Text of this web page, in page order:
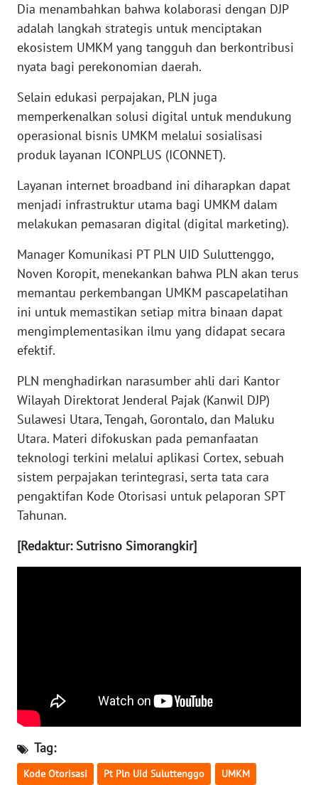
Dia menambahkan bahwa kolaborasi dengan DJP
adalah langkah strategis untuk menciptakan
ekosistem UMKM yang tangguh dan berkontribusi
nyata bagi perekonomian daerah.
Selain edukasi perpajakan, PLN juga
memperkenalkan solusi digital untuk mendukung
operasional bisnis UMKM melalui sosialisasi
produk layanan ICONPLUS (ICONNET).
Layanan internet broadband ini diharapkan dapat
menjadi infrastruktur utama bagi UMKM dalam
melakukan pemasaran digital (digital marketing).
Manager Komunikasi PT PLN UID Suluttenggo,
Noven Koropit, menekankan bahwa PLN akan terus
memantau perkembangan UMKM pascapelatihan
ini untuk memastikan setiap mitra binaan dapat
mengimplementasikan ilmu yang didapat secara
efektif.
PLN menghadirkan narasumber ahli dari Kantor
Wilayah Direktorat Jenderal Pajak (Kanwil DJP)
Sulawesi Utara, Tengah, Gorontalo, dan Maluku
Utara. Materi difokuskan pada pemanfaatan
teknologi terkini melalui aplikasi Cortex, sebuah
sistem perpajakan terintegrasi, serta tata cara
pengaktifan Kode Otorisasi untuk pelaporan SPT
Tahunan.
[Redaktur: Sutrisno Simorangkir]
Tag:
Kode Otorisasi Pt Pln Uid Suluttenggo UMKM
WN
SULTRA
WN
WN
SULTENG
SULBAR
WN
WN
SUMBAR
WN
SUMSEL
WN
BENGKULU
WN
JATENG
WN
NUSANTARA
BALI
WN
KALBAR